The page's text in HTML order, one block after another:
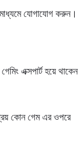
যোগাযোগ করুন।
এক্সপার্ট হয়ে থাকেন
কোন গেম এর ওপরে